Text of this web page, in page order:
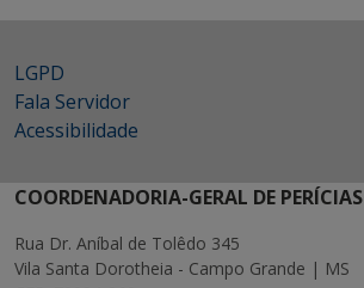
LGPD
Fala Servidor
Acessibilidade
COORDENADORIA-GERAL DE PERÍCIAS
Rua Dr. Aníbal de Tolêdo 345
Vila Santa Dorotheia - Campo Grande | MS